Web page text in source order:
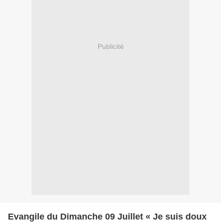
Publicité
Evangile du Dimanche 09 Juillet « Je suis doux